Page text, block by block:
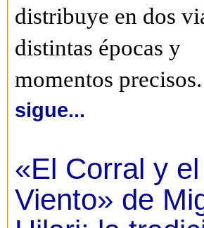
distribuye en dos
distintas épocas y
momentos precisos.
sigue...
«El Corral y el
Viento» de